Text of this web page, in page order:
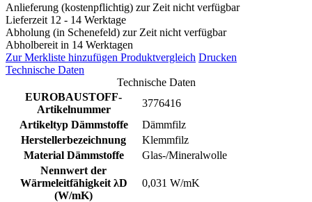
Anlieferung (kostenpflichtig) zur Zeit nicht verfügbar
Lieferzeit 12 - 14 Werktage
Abholung (in Schenefeld) zur Zeit nicht verfügbar
Abholbereit in 14 Werktagen
Zur Merkliste hinzufügen Produktvergleich Drucken
Technische Daten
Technische Daten
EUROBAUSTOFF-
Artikelnummer
3776416
Artikeltyp Dämmstoffe
Dämmfilz
Herstellerbezeichnung
Klemmfilz
Material Dämmstoffe
Glas-/Mineralwolle
Nennwert der
Wärmeleitfähigkeit λD
(W/mK)
0,031 W/mK